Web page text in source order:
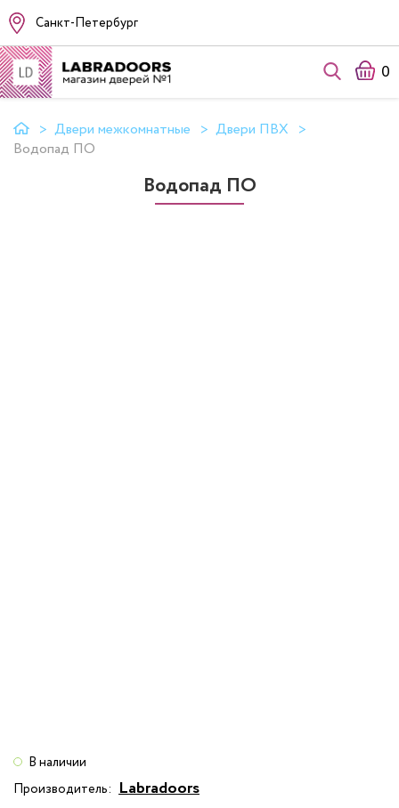
Санкт-Петербург
0
Двери межкомнатные
Двери ПВХ
Водопад ПО
Водопад ПО
В наличии
Производитель: Labradoors